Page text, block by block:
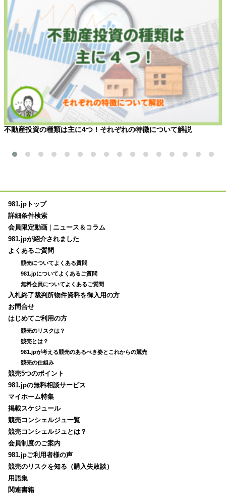
不動産投資の種類は主に4つ！それぞれの特徴について解説
981.jpトップ
詳細条件検索
会員限定動画
ニュース＆コラム
981.jpが紹介されました
よくあるご質問
競売についてよくある質問
981.jpについてよくあるご質問
無料会員についてよくあるご質問
入札終了裁判所物件資料を御入用の方
お問合せ
はじめてご利用の方
競売のリスクは？
競売とは？
981.jpが考える競売のあるべき姿とこれからの競売
競売の仕組み
競売5つのポイント
981.jpの無料相談サービス
マイホーム特集
掲載スケジュール
競売コンシェルジュ一覧
競売コンシェルジュとは？
会員制度のご案内
981.jpご利用者様の声
競売のリスクを知る（購入失敗談）
用語集
関連書籍